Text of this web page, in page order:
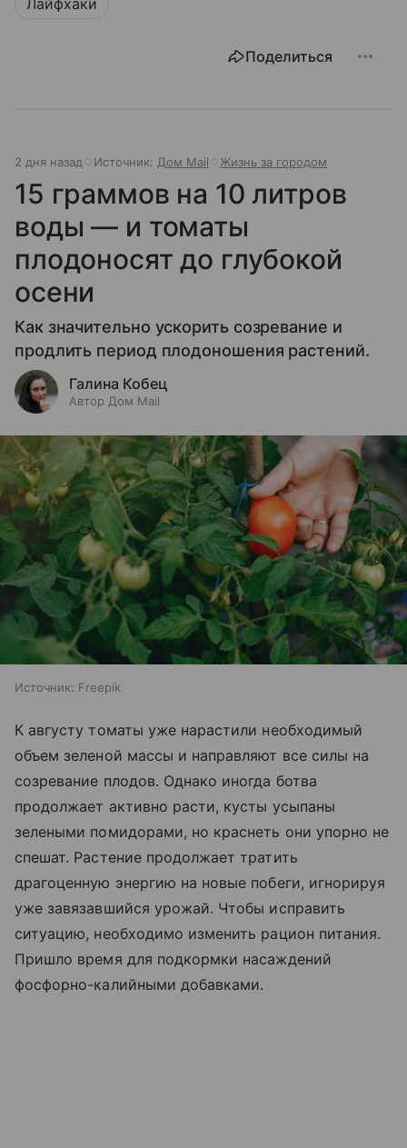
Поделиться
2 дня назад Источник: Дом Mail Жизнь за городом
15 граммов на 10 литров
воды — и томаты
плодоносят до глубокой
осени
Как значительно ускорить созревание и
продлить период плодоношения растений.
Галина Кобец
Автор Дом Mail
Источник: Freepik
К августу томаты уже нарастили необходимый
объем зеленой массы и направляют все силы на
созревание плодов. Однако иногда ботва
продолжает активно расти, кусты усыпаны
зелеными помидорами, но краснеть они упорно не
спешат. Растение продолжает тратить
драгоценную энергию на новые побеги, игнорируя
уже завязавшийся урожай. Чтобы исправить
ситуацию, необходимо изменить рацион питания.
Пришло время для подкормки насаждений
фосфорно-калийными добавками.